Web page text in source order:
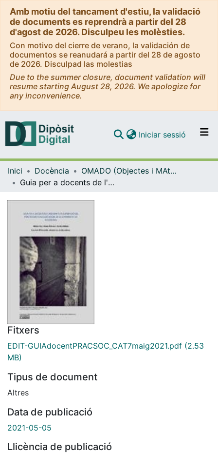
Amb motiu del tancament d'estiu, la validació
de documents es reprendrà a partir del 28
d'agost de 2026. Disculpeu les molèsties.
Con motivo del cierre de verano, la validación de
documentos se reanudará a partir del 28 de agosto
de 2026. Disculpad las molestias
Due to the summer closure, document validation will
resume starting August 28, 2026. We apologize for
any inconvenience.
Navega per tot el DD
Iniciar sessió (current)
Inici Docència
OMADO (Objectes i MAterials DOcents)
Guia per a docents de l'assignatura supervisió del pràcticum d'educació social de la Universitat de Barcelona
Fitxers
EDIT-GUIAdocentPRACSOC_CAT7maig2021.pdf (2.53
MB)
Tipus de document
Altres
Data de publicació
2021-05-05
Llicència de publicació